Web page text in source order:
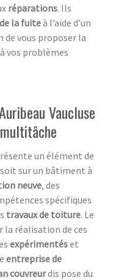
réparations. Ils
la fuiteà l’aide d’un
vous proposer la
vos problèmes
Vaucluse
un élément de
sur un bâtiment à
neuve, des
spécifiques
travaux de toiture. Le
la réalisation de ces
expérimentéset
entreprise de
couvreurdis pose du